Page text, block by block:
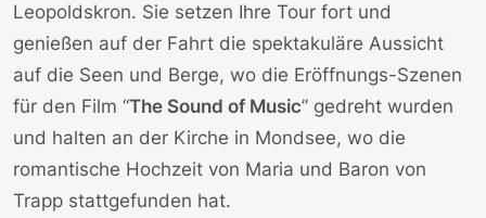
Leopoldskron. Sie setzen Ihre Tour fort und
genießen auf der Fahrt die spektakuläre Aussicht
auf die Seen und Berge, wo die Eröffnungs-Szenen
für den Film “The Sound of Music” gedreht wurden
und halten an der Kirche in Mondsee, wo die
romantische Hochzeit von Maria und Baron von
Trapp stattgefunden hat.